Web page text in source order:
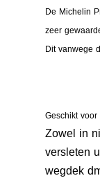
De Michelin
zeer
Dit vanwege
Geschikt
Zowel in
versleten
wegdek